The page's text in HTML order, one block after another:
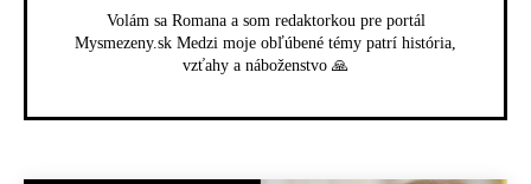
Volám sa Romana a som redaktorkou pre portál
Mysmezeny.sk Medzi moje obľúbené témy patrí história,
vzťahy a náboženstvo 🙏